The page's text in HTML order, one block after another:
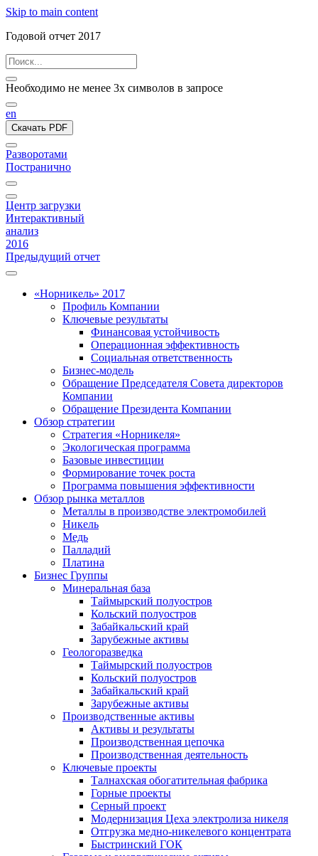
Skip to main content
Годовой отчет 2017
Необходимо не менее 3х символов в запросе
en
Скачать PDF
Разворотами
Постранично
Центр загрузки
Интерактивный
анализ
2016
Предыдущий отчет
«Норникель» 2017
Профиль Компании
Ключевые результаты
Финансовая устойчивость
Операционная эффективность
Социальная ответственность
Бизнес-модель
Обращение Председателя Совета директоров
Компании
Обращение Президента Компании
Обзор стратегии
Стратегия «Норникеля»
Экологическая программа
Базовые инвестиции
Формирование точек роста
Программа повышения эффективности
Обзор рынка металлов
Металлы в производстве электромобилей
Никель
Медь
Палладий
Платина
Бизнес Группы
Минеральная база
Таймырский полуостров
Кольский полуостров
Забайкальский край
Зарубежные активы
Геологоразведка
Таймырский полуостров
Кольский полуостров
Забайкальский край
Зарубежные активы
Производственные активы
Активы и результаты
Производственная цепочка
Производственная деятельность
Ключевые проекты
Талнахская обогатительная фабрика
Горные проекты
Серный проект
Модернизация Цеха электролиза никеля
Отгрузка медно-никелевого концентрата
Быстринский ГОК